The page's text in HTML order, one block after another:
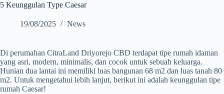
5 Keunggulan Type Caesar
19/08/2025 News
Di perumahan CitraLand Driyorejo CBD terdapat tipe rumah idaman
yang asri, modern, minimalis, dan cocok untuk sebuah keluarga.
Hunian dua lantai ini memiliki luas bangunan 68 m2 dan luas tanah 80
m2. Untuk mengetahui lebih lanjut, berikut ini adalah keunggulan tipe
rumah Caesar!